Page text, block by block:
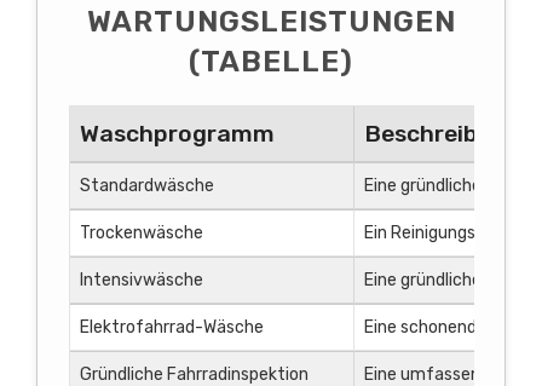
WARTUNGSLEISTUNGEN
(TABELLE)
Waschprogramm Beschreibung
Standardwäsche Eine gründliche
Trockenwäsche Ein
Intensivwäsche Eine gründliche
Elektrofahrrad-Wäsche Eine schonende
Gründliche Fahrradinspektion Eine umfassende